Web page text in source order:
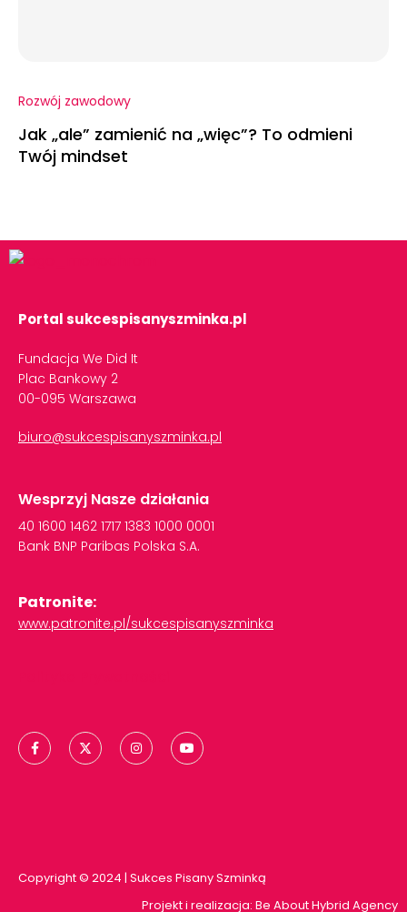
Rozwój zawodowy
Jak „ale” zamienić na „więc”? To odmieni
Twój mindset
Portal sukcespisanyszminka.pl
Fundacja We Did It
Plac Bankowy 2
00-095 Warszawa
biuro@sukcespisanyszminka.pl
Wesprzyj Nasze działania
40 1600 1462 1717 1383 1000 0001
Bank BNP Paribas Polska S.A.
Patronite:
www.patronite.pl/sukcespisanyszminka
Copyright © 2024 | Sukces Pisany Szminką
Projekt i realizacja: Be About Hybrid Agency